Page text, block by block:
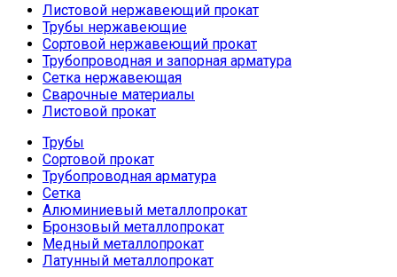
Листовой нержавеющий прокат
Трубы нержавеющие
Сортовой нержавеющий прокат
Трубопроводная и запорная арматура
Сетка нержавеющая
Сварочные материалы
Листовой прокат
Трубы
Сортовой прокат
Трубопроводная арматура
Сетка
Алюминиевый металлопрокат
Бронзовый металлопрокат
Медный металлопрокат
Латунный металлопрокат